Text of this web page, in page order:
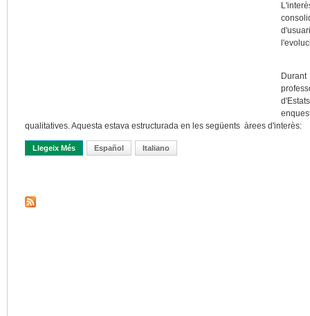
qualitatives. Aquesta estava estructurada en les següents àrees d'interès:
Llegeix Més Sobre Capbussar-Se En La Comunitat Arxivística
Español Italiano